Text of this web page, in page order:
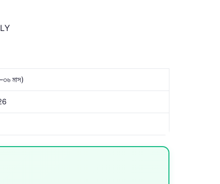
মাস)